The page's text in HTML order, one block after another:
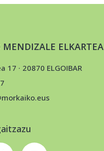
MENDIZALE ELKARTEA
17 · 20870 ELGOIBAR